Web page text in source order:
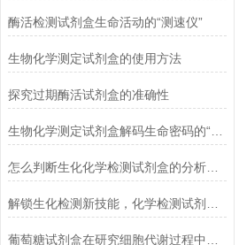
酶活检测试剂盒生命活动的“测速仪”
生物化学测定试剂盒的使用方法
探究过期酶活试剂盒的准确性
怎么判断生化化学检测试剂盒的分析灵敏度？